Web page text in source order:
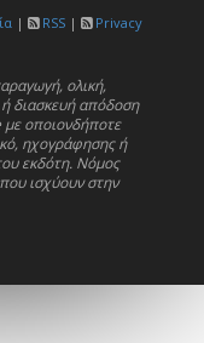
| RSS |
Privacy
ολική,
διασκευή απόδοση
οποιονδήποτε
ηχογράφησης ή
εκδότη. Νόμος
ισχύουν στην